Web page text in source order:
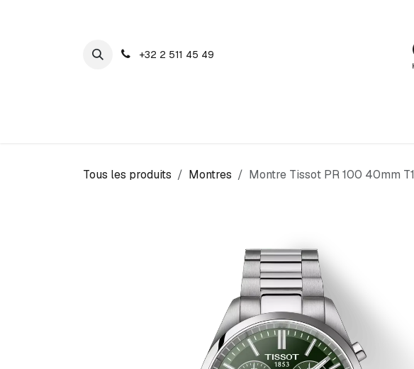
+32 2 511 45 49
Tous les produits Montres Montre Tissot PR 100 40mm